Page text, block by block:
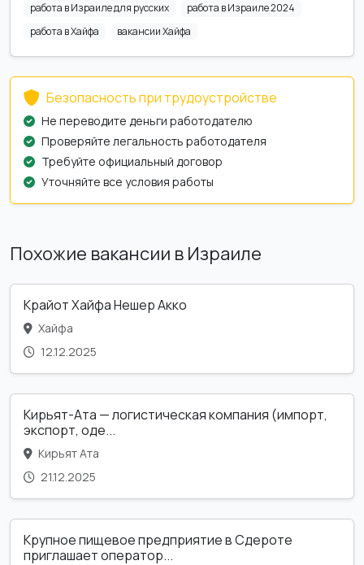
работа в Израиле для русских
работа в Израиле 2024
работа в Хайфа
вакансии Хайфа
Безопасность при трудоустройстве
Не переводите деньги работодателю
Проверяйте легальность работодателя
Требуйте официальный договор
Уточняйте все условия работы
Похожие вакансии в Израиле
Крайот Хайфа Нешер Акко
Хайфа
12.12.2025
Кирьят-Ата — логистическая компания (импорт,
экспорт, оде...
Кирьят Ата
21.12.2025
Крупное пищевое предприятие в Сдероте
приглашает оператор...